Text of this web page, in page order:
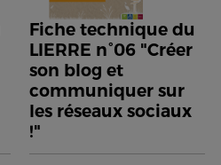
Fiche technique du
LIERRE n°06 "Créer
son blog et
communiquer sur
les réseaux sociaux
!"